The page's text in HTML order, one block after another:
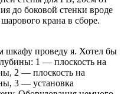
до боковой стенки вроде
крана в сборе.
шкафу проведу я. Хотел бы
1 — плоскость на
2 — плоскость на
3 — установка